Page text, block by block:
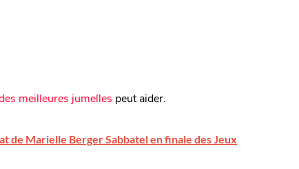
meilleures jumelles peut aider.
de Marielle Berger Sabbatel en finale des Jeux